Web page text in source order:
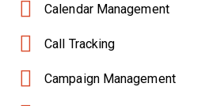
Calendar Management
Call Tracking
Campaign Management